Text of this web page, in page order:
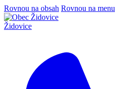
Rovnou na obsah Rovnou na menu
Židovice